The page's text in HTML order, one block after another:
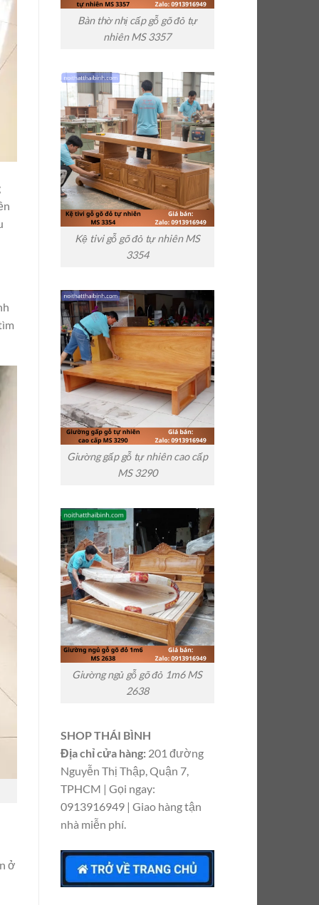
ở
Bàn thờ nhị cấp gỗ gõ đỏ tự
nhiên MS 3357
Kệ tivi gỗ gõ đỏ tự nhiên MS
3354
Giường gấp gỗ tự nhiên cao cấp
MS 3290
Giường ngủ gỗ gõ đỏ 1m6 MS
2638
SHOP THÁI BÌNH
Địa chỉ cửa hàng:201 đường
Nguyễn Thị Thập, Quận 7,
TPHCM | Gọi ngay:
0913916949 | Giao hàng tận
nhà miễn phí.